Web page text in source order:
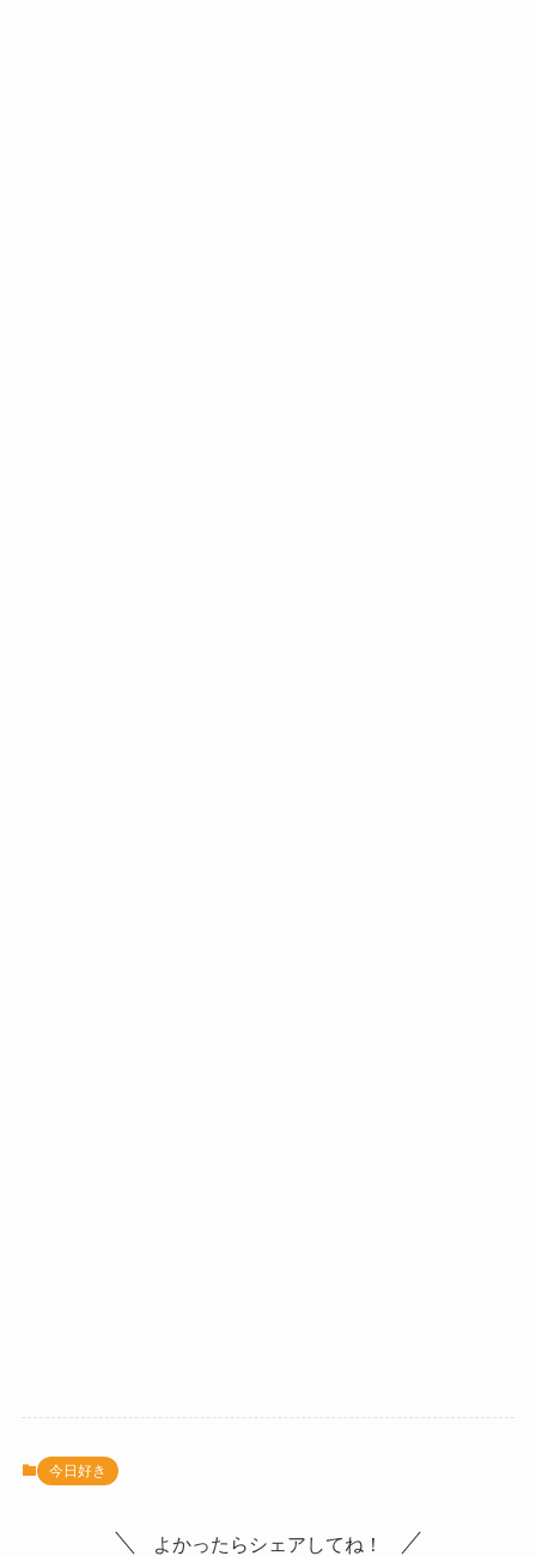
今日好き
よかったらシェアしてね！